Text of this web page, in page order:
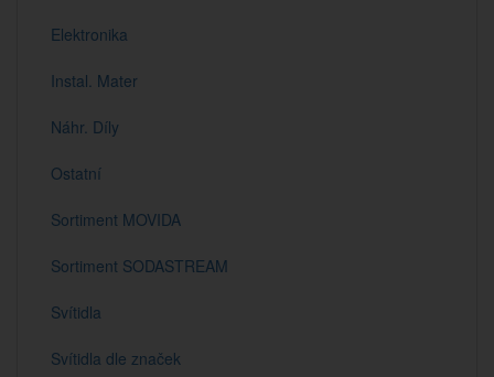
Elektronika
Instal. Mater
Náhr. Díly
Ostatní
Sortiment MOVIDA
Sortiment SODASTREAM
Svítidla
Svítidla dle značek